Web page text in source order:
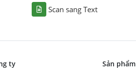
Scan sang Text
ty Sản phẩm